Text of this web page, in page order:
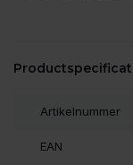
Artikelnummer
EAN